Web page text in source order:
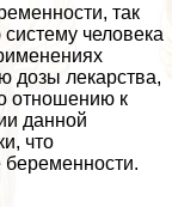
так
человека
дозы лекарства,
отношению к
данной
что
беременности.